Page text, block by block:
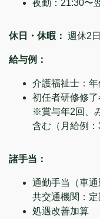
夜勤：21:30〜
休日・休暇： 週休2
給与例：
介護福祉士：
初任者研修修
※賞与年2回、
含む（月給例：
諸手当：
通勤手当（車
共交通機関：定
処遇改善加算